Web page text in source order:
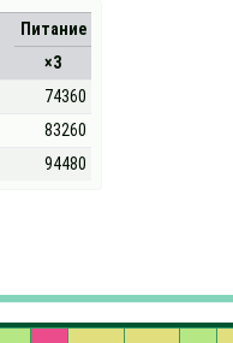
Питание
×3
74360
83260
94480